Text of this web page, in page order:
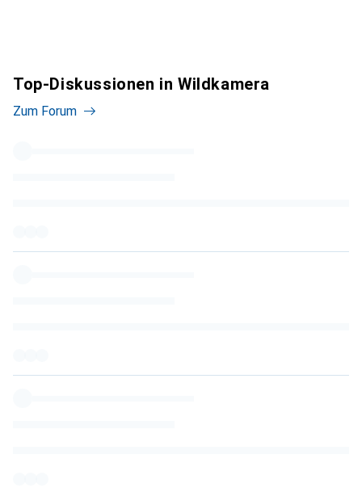
Top-Diskussionen in Wildkamera
Zum Forum